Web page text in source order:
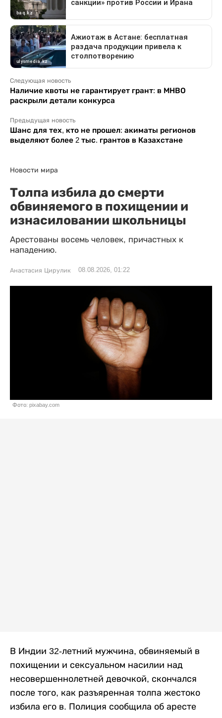
Следующая новость
Наличие квоты не гарантирует грант: в МНВО
раскрыли детали конкурса
Предыдущая новость
Шанс для тех, кто не прошел: акиматы регионов
выделяют более 2 тыс. грантов в Казахстане
Новости мира
Толпа избила до смерти
обвиняемого в похищении и
изнасиловании школьницы
Арестованы восемь человек, причастных к
нападению.
Анастасия Цирулик 08.08.2026, 01:22
Фото: pixabay.com
В Индии 32-летний мужчина, обвиняемый в
похищении и сексуальном насилии над
несовершеннолетней девочкой, скончался
после того, как разъяренная толпа жестоко
избила его в. Полиция сообщила об аресте